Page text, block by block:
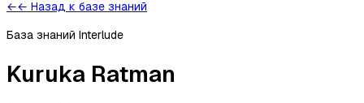
←← Назад к базе знаний
База знаний Interlude
Kuruka Ratman